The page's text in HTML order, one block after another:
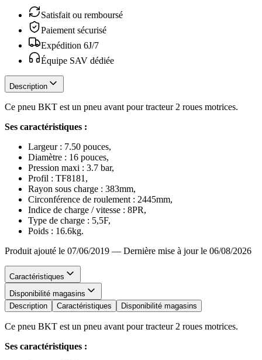
Satisfait ou remboursé
Paiement sécurisé
Expédition 6J/7
Équipe SAV dédiée
Description
Ce pneu BKT est un pneu avant pour tracteur 2 roues motrices.
Ses caractéristiques :
Largeur : 7.50 pouces,
Diamètre : 16 pouces,
Pression maxi : 3.7 bar,
Profil : TF8181,
Rayon sous charge : 383mm,
Circonférence de roulement : 2445mm,
Indice de charge / vitesse : 8PR,
Type de charge : 5,5F,
Poids : 16.6kg.
Produit ajouté le 07/06/2019 — Dernière mise à jour le 06/08/2026
Caractéristiques
Disponibilité magasins
Description
Caractéristiques Disponibilité magasins
Ce pneu BKT est un pneu avant pour tracteur 2 roues motrices.
Ses caractéristiques :